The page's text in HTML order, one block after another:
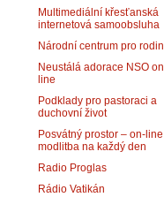
Multimediální křesťanská
internetová samoobsluha
Národní centrum pro
Neustálá adorace NSO
line
Podklady pro pastoraci a
duchovní život
Posvátný prostor – on-line
modlitba na každý den
Radio Proglas
Rádio Vatikán